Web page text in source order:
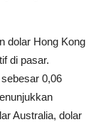
dolar Hong Kong
di pasar.
0,06
Australia, dolar